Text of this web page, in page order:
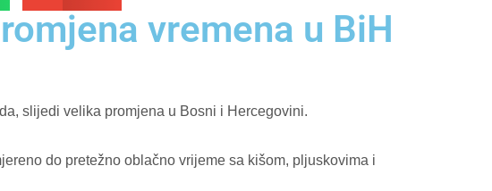
vremena u BiH
slijedi velika promjena u Bosni i Hercegovini.
do pretežno oblačno vrijeme sa kišom, pljuskovima i